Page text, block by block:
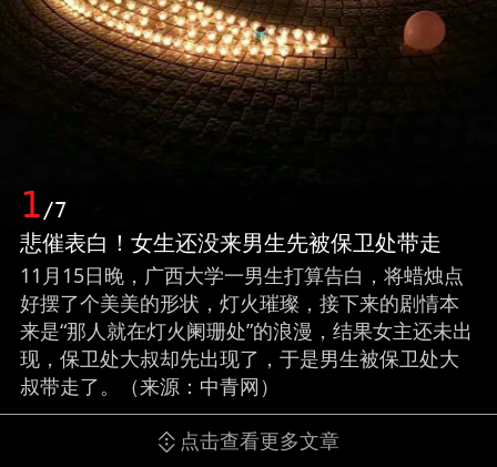
1/7
悲催表白！女生还没来男生先被保卫处带走
11月15日晚，广西大学一男生打算告白，将蜡烛点
好摆了个美美的形状，灯火璀璨，接下来的剧情本
来是“那人就在灯火阑珊处”的浪漫，结果女主还未出
现，保卫处大叔却先出现了，于是男生被保卫处大
叔带走了。（来源：中青网）
点击查看更多文章